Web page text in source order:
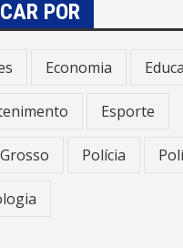
POR
Economia
Esporte
Polícia